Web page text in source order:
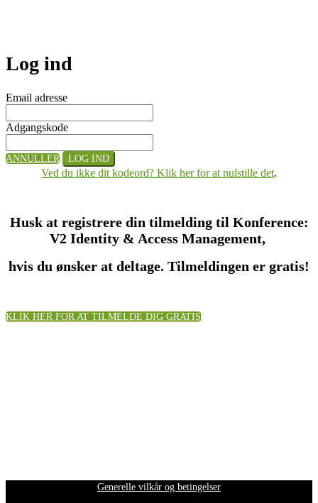
Log ind
Email adresse
Adgangskode
ANNULLER LOG IND
Ved du ikke dit kodeord? Klik her for at nulstille det.
Husk at registrere din tilmelding til Konference:
V2 Identity & Access Management,
hvis du ønsker at deltage. Tilmeldingen er gratis!
KLIK HER FOR AT TILMELDE DIG GRATIS
Generelle vilkår og betingelser